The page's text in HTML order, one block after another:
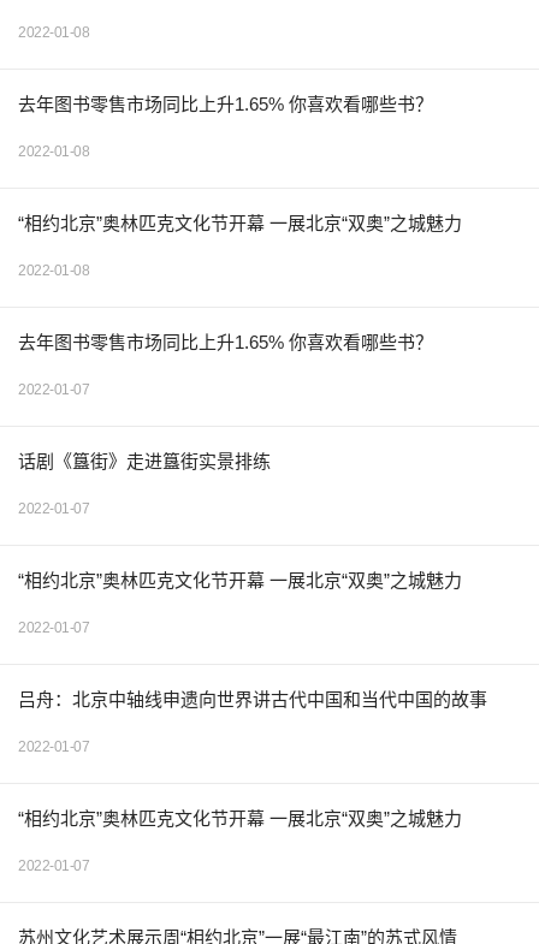
2022-01-08
去年图书零售市场同比上升1.65% 你喜欢看哪些书？
2022-01-08
“相约北京”奥林匹克文化节开幕 一展北京“双奥”之城魅力
2022-01-08
去年图书零售市场同比上升1.65% 你喜欢看哪些书？
2022-01-07
话剧《簋街》走进簋街实景排练
2022-01-07
“相约北京”奥林匹克文化节开幕 一展北京“双奥”之城魅力
2022-01-07
吕舟：北京中轴线申遗向世界讲古代中国和当代中国的故事
2022-01-07
“相约北京”奥林匹克文化节开幕 一展北京“双奥”之城魅力
2022-01-07
苏州文化艺术展示周“相约北京”一展“最江南”的苏式风情